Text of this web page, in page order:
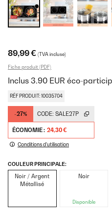
89,99 € (TVA incluse)
Fiche produit (PDF)
Inclus 3.90 EUR éco-
RÉF PRODUIT: 10035704
-27% CODE: SALE27P
ÉCONOMIE : 24,30 €
Conditions d'utilisation
COULEUR PRINCIPALE:
Noir / Argent
Métallisé
Noir
Disponible